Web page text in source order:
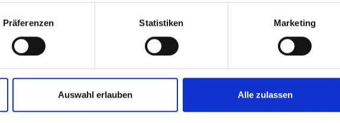
Präferenzen Statistiken Marketing
Auswahl erlauben Alle zulassen